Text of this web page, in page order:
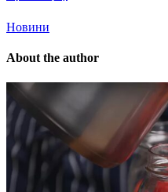
Новини
About the author